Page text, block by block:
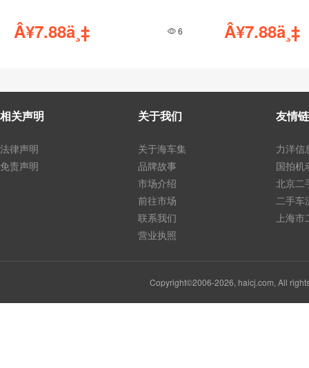
51 Â¥7.88ä¸‡
相关声明
法律声明
免责声明
关于我们
关于海车集
品牌故事
市场介绍
前往市场
联系我们
营业执照
友情
力洋信
国拍机
北京二
二手车
上海
Copyright©2006-2026, haicj.com, All